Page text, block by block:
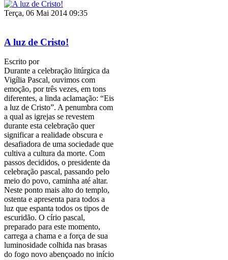
Terça, 06 Mai 2014 09:35
A luz de Cristo!
Escrito por
Durante a celebração litúrgica da
Vigília Pascal, ouvimos com
emoção, por três vezes, em tons
diferentes, a linda aclamação: “Eis
a luz de Cristo”. A penumbra com
a qual as igrejas se revestem
durante esta celebração quer
significar a realidade obscura e
desafiadora de uma sociedade que
cultiva a cultura da morte. Com
passos decididos, o presidente da
celebração pascal, passando pelo
meio do povo, caminha até altar.
Neste ponto mais alto do templo,
ostenta e apresenta para todos a
luz que espanta todos os tipos de
escuridão. O círio pascal,
preparado para este momento,
carrega a chama e a força de sua
luminosidade colhida nas brasas
do fogo novo abençoado no início